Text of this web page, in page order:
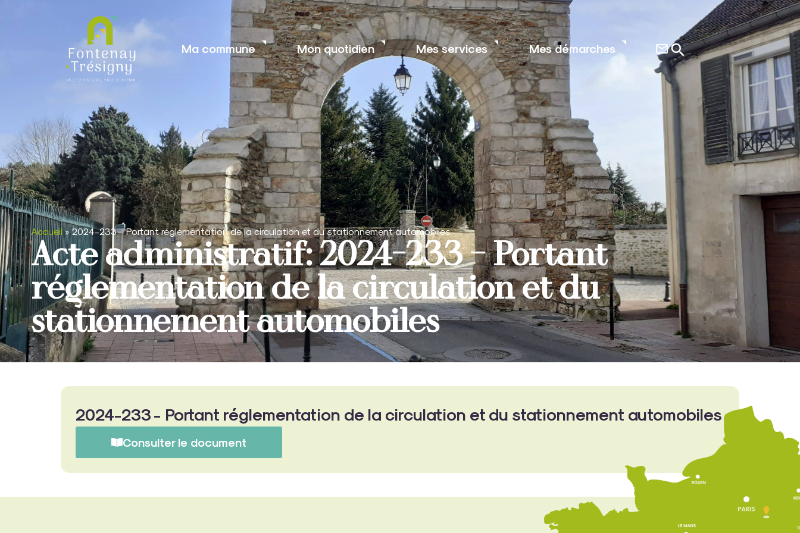
Ma commune Mon quotidien Mes services Mes démarches
Accueil»2024-233 – Portant réglementation de la circulation et du stationnement automobiles
Acte administratif: 2024-233 – Portant
réglementation de la circulation et du
stationnement automobiles
2024-233 - Portant réglementation de la circulation et du stationnement automobiles
Consulter le document